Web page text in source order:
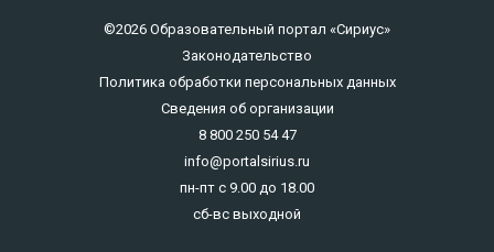
©2026 Образовательный портал «Сириус»
Законодательство
Политика обработки персональных данных
Сведения об организации
8 800 250 54 47
info@portalsirius.ru
пн-пт с 9.00 до 18.00
сб-вс выходной